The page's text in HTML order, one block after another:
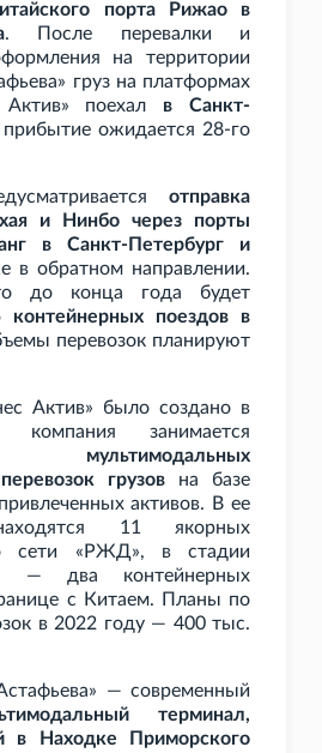
порта Рижао в
. После перевалки и
на территории
груз на платформах
поехал в Санкт-
ожидается 28-го
отправка
и Нинбо через порты
в Санкт-Петербург и
в обратном направлении.
до конца года будет
поездов в
перевозок планируют
Актив» было создано в
занимается
мультимодальных
грузов на базе
активов. В ее
11 якорных
сети «РЖД», в стадии
— два контейнерных
с Китаем. Планы по
в 2022 году — 400 тыс.
— современный
терминал,
в Находке Приморского